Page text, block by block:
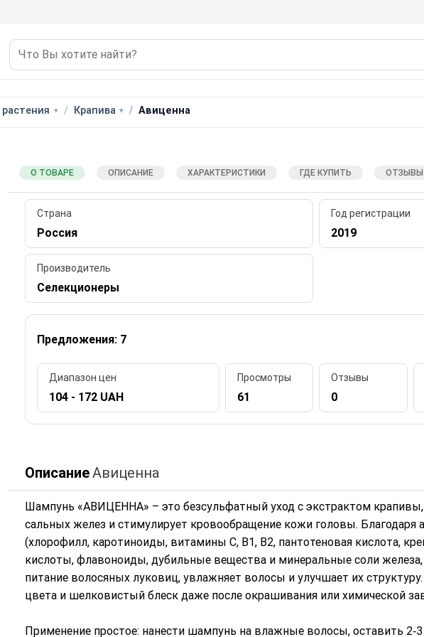
Крапива Авиценна
О ТОВАРЕ ОПИСАНИЕ ХАРАКТЕРИСТИКИ ГДЕ КУПИТЬ ОТЗЫВЫ
Страна
Россия
Год регистрации
2019
Производитель
Селекционеры
Предложения: 7
Диапазон цен
104 - 172 UAH
Просмотры
61
Отзывы
0
ОписаниеАвиценна
Шампунь «АВИЦЕННА» – это безсульфатный уход с экстрактом
сальных желез и стимулирует кровообращение кожи головы.
(хлорофилл, каротиноиды, витамины С, B1, B2, пантотеновая кислота,
кислоты, флавоноиды, дубильные вещества и минеральные соли железа,
питание волосяных луковиц, увлажняет волосы и улучшает их структуру.
цвета и шелковистый блеск даже после окрашивания или химической
Применение простое: нанести шампунь на влажные волосы, оставить